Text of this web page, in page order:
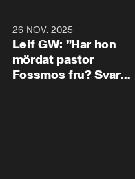
26 NOV. 2025
Leif GW: ”Har hon
mördat pastor
Fossmos fru? Svar